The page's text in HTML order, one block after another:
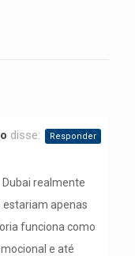
disse:
realmente
apenas
funciona como
e até
Responder